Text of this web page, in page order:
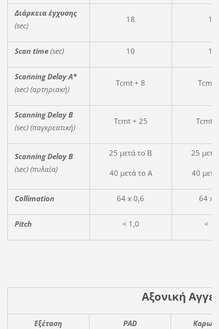
Διάρκεια έγχυσης
(sec)
18 18
Scan time (sec) 10 10
Scanning Delay A*
(sec) (αρτηριακή)
Tcmt + 8 Tcmt
Scanning Delay B
(sec) (παγκρεατική)
Tcmt + 25 Tcmt
Scanning Delay B
(sec) (πυλαία)
25 μετά το Β
40 μετά το Α
25
40
Collimation 64 x 0,6 64 x
Pitch < 1,0 <
Αξονική
Εξέταση PAD Κ